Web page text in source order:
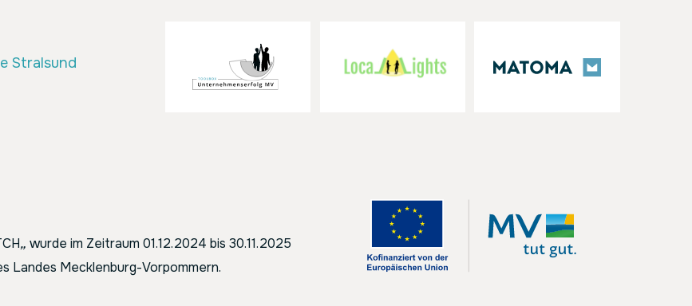
Stralsund
„ wurde im Zeitraum 01.12.2024 bis 30.11.2025
Landes Mecklenburg-Vorpommern.